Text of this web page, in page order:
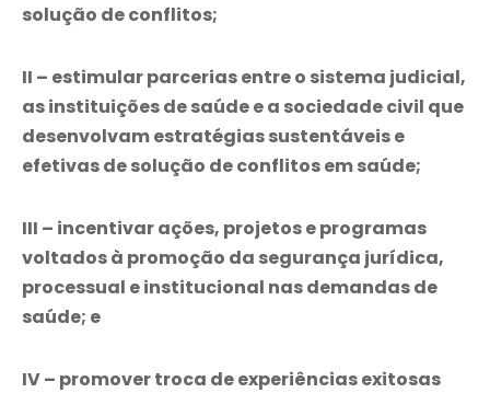
solução de conflitos;
II – estimular parcerias entre o sistema judicial,
as instituições de saúde e a sociedade civil que
desenvolvam estratégias sustentáveis e
efetivas de solução de conflitos em saúde;
III – incentivar ações, projetos e programas
voltados à promoção da segurança jurídica,
processual e institucional nas demandas de
saúde; e
IV – promover troca de experiências exitosas